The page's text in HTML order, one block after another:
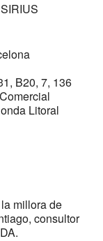
Barcelona
millora de
consultor